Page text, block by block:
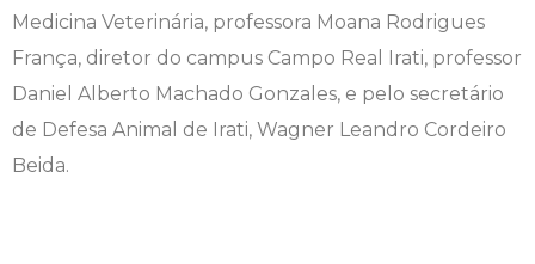
Medicina Veterinária, professora Moana Rodrigues
França, diretor do campus Campo Real Irati, professor
Daniel Alberto Machado Gonzales, e pelo secretário
de Defesa Animal de Irati, Wagner Leandro Cordeiro
Beida.
Farmácia
Fisioterapia
Medicina
Manual de Formatura
Manual de Trabalhos Acadêmicos
Minha Biblioteca
Intercampo
Logos Campo Real
NAPP e NAPC